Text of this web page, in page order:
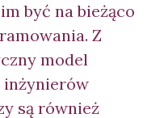
być na bieżąco
Z
model
inżynierów
są również